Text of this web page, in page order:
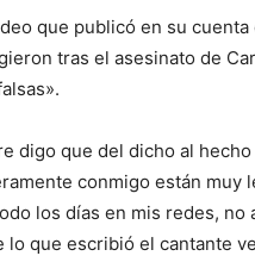
que publicó en su
tras el asesinato de
digo que del dicho al
conmigo están muy
los días en mis redes,
lo que escribió el cantante